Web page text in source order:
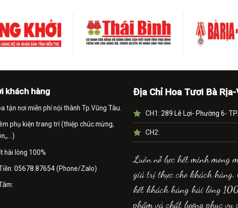
khách hàng
tận nơi miễn phí nội thành Tp.Vũng Tàu.
phụ kiện trang trí (thiệp chúc mừng,
hài lòng 100%
05678.87654(Phone/Zalo)
Địa Chỉ Hoa Tươi Bà Rịa-
CH1: 289 Lê Lợi- Phường 6-
CH2:
Luôn nỗ lực hết mình mong
giá trị thực cho khách hàng.
kết khách hàng hài lòng
phẩm và chất lượng phục vụ